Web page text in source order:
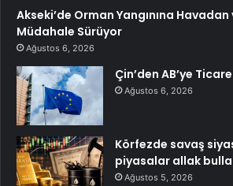
Akseki’de Orman Yangınına
Müdahale Sürüyor
Ağustos 6, 2026
Çin’den AB’ye
Ağustos 6, 2026
Körfezde savaş
piyasalar allak
Ağustos 5, 2026